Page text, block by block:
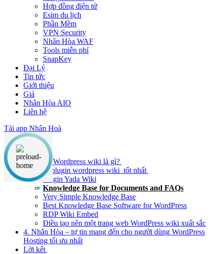
Hợp đồng điện tử
Esim du lịch
Phần Mềm
VPN Security
Nhân Hòa WAF
Tools miễn phí
SnapKey
Đại Lý
Tin tức
Giới thiệu
Giá
Nhân Hòa AIO
Liên hệ
Tải app Nhân Hoà
Nội dung chính
1. Plugin Wordpress wiki là gì?
2. Top 5 plugin wordpress wiki tốt nhất
Plugin Yada Wiki
Knowledge Base for Documents and FAQs
Very Simple Knowledge Base
Best Knowledge Base Software for WordPress
RDP Wiki Embed
Điều tạo nên một trang web WordPress wiki xuất sắc
4. Nhân Hòa – tự tin mang đến cho người dùng WordPress
Hosting tối ưu nhất
Lời kết